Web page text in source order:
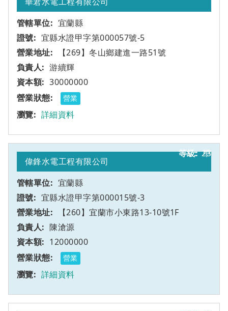
宜蘭縣
宜縣水證甲字第000057號-5
【269】冬山鄉建進一路51號
游續輝
30000000
營業
詳細資料
23
偉鋒水電工程有限公司
宜蘭縣
宜縣水證甲字第000015號-3
【260】宜蘭市小東路13-10號1F
甲
陳滄源
12000000
營業
詳細資料